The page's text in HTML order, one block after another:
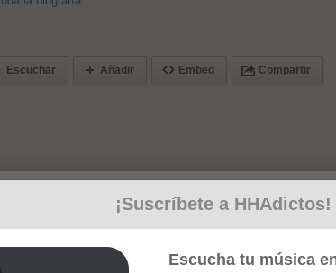
Escuchar Añadir Embed Compartir
¡Suscríbete a HHAdictos!
Escucha tu música